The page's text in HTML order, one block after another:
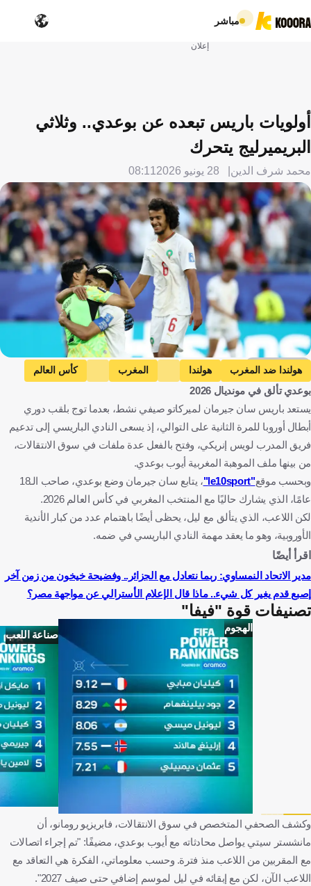
مباشر
إعلان
أولويات باريس تبعده عن بوعدي.. وثلاثي
البريميرليج يتحرك
محمد شرف الدين 28 يونيو 2026 08:11
Getty Images
هولندا ضد المغرب هولندا المغرب
كأس العالم
باريس سان جيرمان
أيوب بوعدي
ليفربول آرسنال هولندا
المغرب
المكسيك
فرنسا
بوعدي تألق في مونديال 2026
يستعد باريس سان جيرمان لميركاتو صيفي نشط، بعدما توج بلقب دوري
أبطال أوروبا للمرة الثانية على التوالي، إذ يسعى النادي الباريسي إلى تدعيم
فريق المدرب لويس إنريكي، وفتح بالفعل عدة ملفات في سوق الانتقالات،
من بينها ملف الموهبة المغربية أيوب بوعدي.
وبحسب موقع"le10sport"
، يتابع سان جيرمان وضع بوعدي، صاحب الـ18
عامًا، الذي يشارك حاليًا مع المنتخب المغربي في كأس العالم 2026.
لكن اللاعب، الذي يتألق مع ليل، يحظى أيضًا باهتمام عدد من كبار الأندية
الأوروبية، وهو ما يعقد مهمة النادي الباريسي في ضمه.
اقرأ أيضًا
مدير الاتحاد النمساوي: ربما نتعادل مع الجزائر.. وفضيحة خيخون من زمن آخر
إصبع قدم يغير كل شيء.. ماذا قال الإعلام الأسترالي عن مواجهة مصر؟
تصنيفات قوة "فيفا"
الهجوم
صناعة اللعب
وكشف الصحفي المتخصص في سوق الانتقالات، فابريزيو رومانو، أن
مانشستر سيتي يواصل محادثاته مع أيوب بوعدي، مضيفًا: "تم إجراء اتصالات
مع المقربين من اللاعب منذ فترة. وحسب معلوماتي، الفكرة هي التعاقد مع
اللاعب الآن، لكن مع إبقائه في ليل لموسم إضافي حتى صيف 2027".